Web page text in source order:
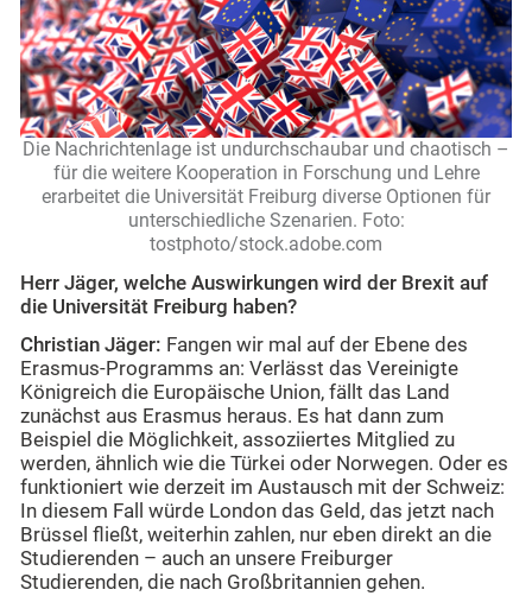
Die Nachrichtenlage ist undurchschaubar und chaotisch –
für die weitere Kooperation in Forschung und Lehre
erarbeitet die Universität Freiburg diverse Optionen für
unterschiedliche Szenarien. Foto:
tostphoto/stock.adobe.com
Herr Jäger, welche Auswirkungen wird der Brexit auf
die Universität Freiburg haben?
Christian Jäger: Fangen wir mal auf der Ebene des
Erasmus-Programms an: Verlässt das Vereinigte
Königreich die Europäische Union, fällt das Land
zunächst aus Erasmus heraus. Es hat dann zum
Beispiel die Möglichkeit, assoziiertes Mitglied zu
werden, ähnlich wie die Türkei oder Norwegen. Oder es
funktioniert wie derzeit im Austausch mit der Schweiz:
In diesem Fall würde London das Geld, das jetzt nach
Brüssel fließt, weiterhin zahlen, nur eben direkt an die
Studierenden – auch an unsere Freiburger
Studierenden, die nach Großbritannien gehen.